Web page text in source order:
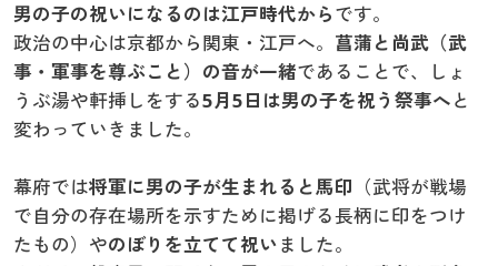
男の子の祝いになるのは江戸時代からです。
政治の中心は京都から関東・江戸へ。 菖蒲と尚武（武
事・軍事を尊ぶこと）の音が一緒であることで、しょ
うぶ湯や軒挿しをする5月5日は男の子を祝う祭事へと
変わっていきました。
幕府では将軍に男の子が生まれると馬印 （武将が戦場
で自分の存在場所を示すために掲げる長柄に印をつけ
たもの）やのぼりを立てて祝いました。